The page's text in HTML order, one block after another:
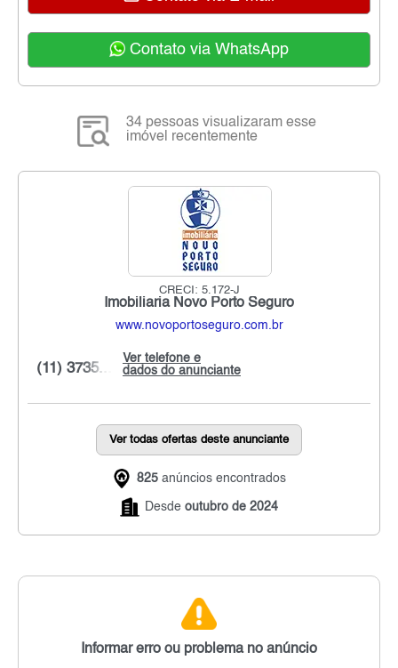
Contato via WhatsApp
34 pessoas visualizaram esse
imóvel recentemente
CRECI: 5.172-J
Imobiliaria Novo Porto Seguro
www.novoportoseguro.com.br
Ver telefone e
dados do anunciante
(11) 3735...
Ver todas ofertas deste anunciante
825 anúncios encontrados
Desde outubro de 2024
Informar erro ou problema no anúncio